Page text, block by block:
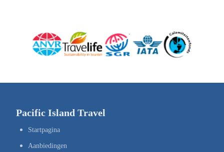
Pacific Island Travel
Startpagina
Aanbiedingen